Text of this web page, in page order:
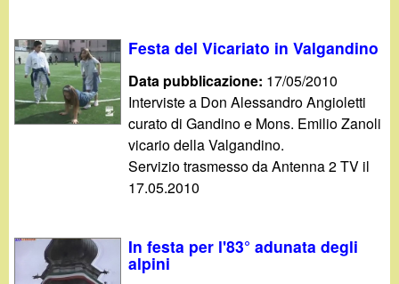
Festa del Vicariato in Valgandino
Data pubblicazione: 17/05/2010
Interviste a Don Alessandro Angioletti
curato di Gandino e Mons. Emilio Zanoli
vicario della Valgandino.
Servizio trasmesso da Antenna 2 TV il
17.05.2010
In festa per l'83° adunata degli
alpini